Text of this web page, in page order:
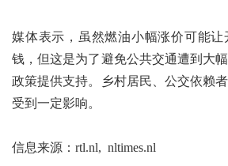
媒体表示，虽然燃油小幅涨价可能
钱，但这是为了避免公共交通遭到大
政策提供支持。乡村居民、公交依赖
受到一定影响。
信息来源：rtl.nl, nltimes.nl